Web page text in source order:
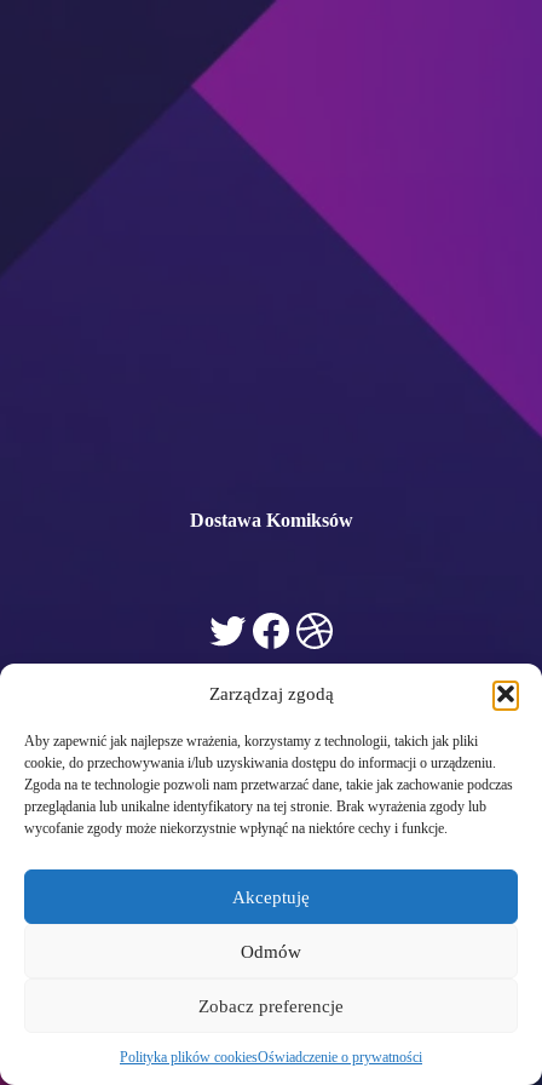
Zarządzaj zgodą
Aby zapewnić jak najlepsze wrażenia, korzystamy z technologii, takich jak pliki
cookie, do przechowywania i/lub uzyskiwania dostępu do informacji o urządzeniu.
Zgoda na te technologie pozwoli nam przetwarzać dane, takie jak zachowanie podczas
przeglądania lub unikalne identyfikatory na tej stronie. Brak wyrażenia zgody lub
wycofanie zgody może niekorzystnie wpłynąć na niektóre cechy i funkcje.
Akceptuję
Odmów
Zobacz preferencje
Polityka plików cookiesOświadczenie o prywatności
Dostawa Komiksów
Twitter
Facebook
Dribbble